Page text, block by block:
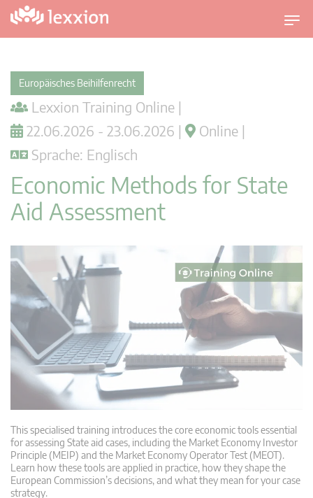
U
m
n
Europäisches Beihilfenrecht
Lexxion Training Online |
22.06.2026 - 23.06.2026 |
Online |
Sprache: Englisch
Economic Methods for State
Aid Assessment
This specialised training introduces the core economic tools essential
for assessing State aid cases, including the Market Economy Investor
Principle (MEIP) and the Market Economy Operator Test (MEOT).
Learn how these tools are applied in practice, how they shape the
European Commission’s decisions, and what they mean for your case
strategy.